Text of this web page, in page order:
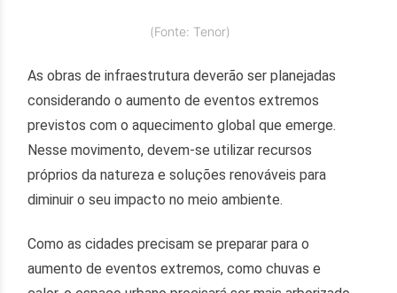
(Fonte: Tenor)
As obras de infraestrutura deverão ser planejadas
considerando o aumento de eventos extremos
previstos com o aquecimento global que emerge.
Nesse movimento, devem-se utilizar recursos
próprios da natureza e soluções renováveis para
diminuir o seu impacto no meio ambiente.
Como as cidades precisam se preparar para o
aumento de eventos extremos, como chuvas e